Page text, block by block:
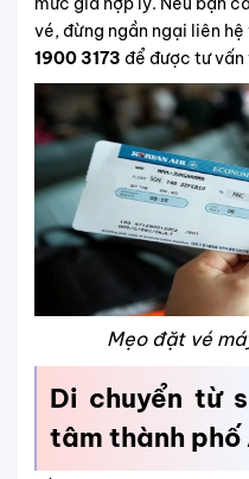
vé, đừng ngần ngại liên
1900 3173 để được tư
Mẹo đặt vé
Di chuyển từ
tâm thành phố